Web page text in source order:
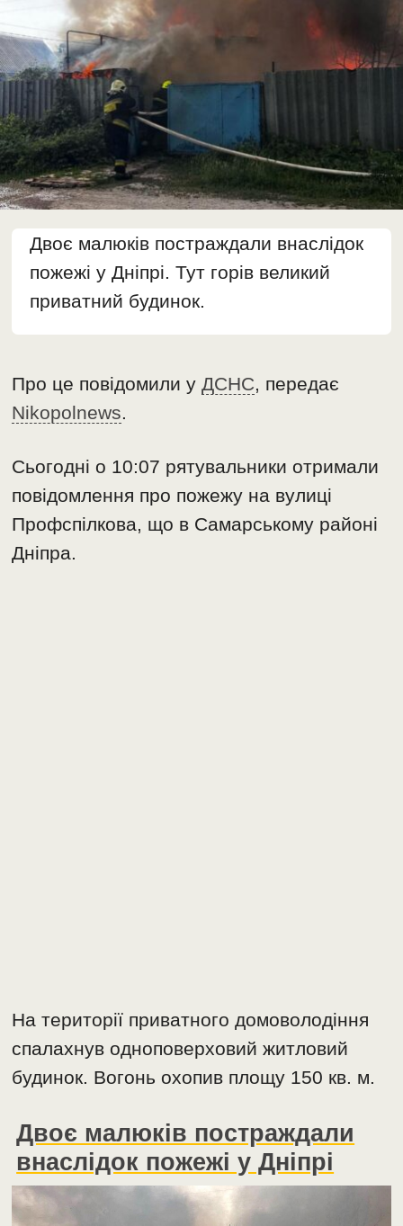
Двоє малюків постраждали внаслідок
пожежі у Дніпрі. Тут горів великий
приватний будинок.
Про це повідомили уДСНС, передає
Nikopolnews.
Сьогодні о 10:07 рятувальники отримали
повідомлення про пожежу на вулиці
Профспілкова, що в Самарському районі
Дніпра.
На території приватного домоволодіння
спалахнув одноповерховий житловий
будинок. Вогонь охопив площу 150 кв. м.
Двоє малюків постраждали
внаслідок пожежі у Дніпрі